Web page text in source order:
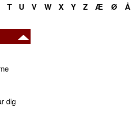
T U V W X Y Z Æ Ø Å
dig